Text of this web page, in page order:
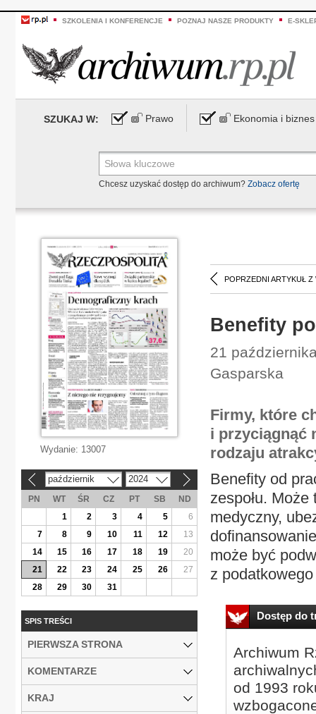
SZKOLENIA I KONFERENCJE POZNAJ NASZE PRODUKTY E-
SZUKAJ W: Prawo Ekonomia i biznes
Chcesz uzyskać dostęp do archiwum? Zobacz ofertę
POPRZEDNI ARTYKUŁ Z
Benefity
21
Gasparska
Firmy, które
i przyciągnąć
rodzaju
Benefity od
zespołu.
medyczny,
może być
z
Dostęp do
Archiwum
od 1993
Wydanie: 13007
październik 2024
PN WT ŚR CZ PT SB
ND
1
2 3 4 5
6
7
8 9 10 11 12
13
14
15 16 17 18 19
20
21
22 23 24 25 26
27
28
29 30 31
SPIS TREŚCI
PIERWSZA STRONA
KOMENTARZE
KRAJ